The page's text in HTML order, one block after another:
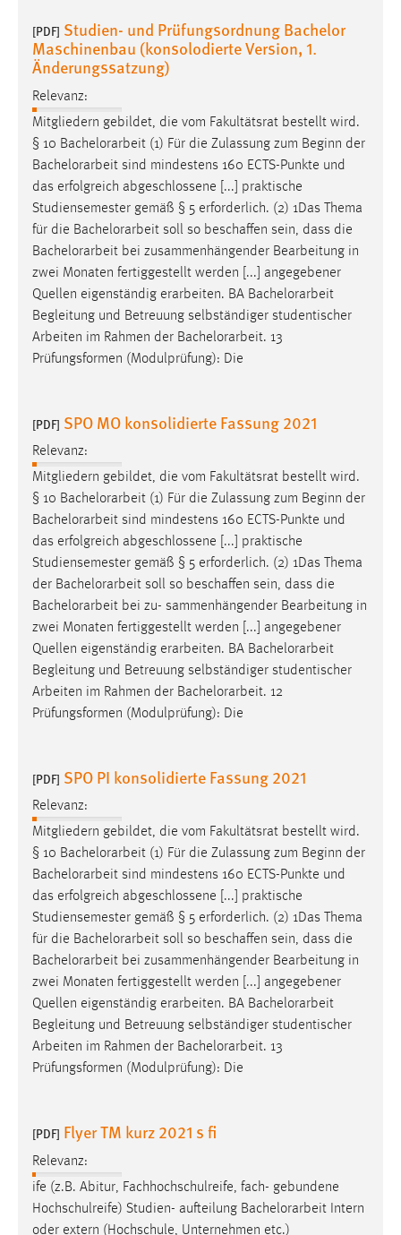
[PDF] Studien- und Prüfungsordnung Bachelor
Maschinenbau (konsolodierte Version, 1.
Änderungssatzung)
Relevanz:
Mitgliedern gebildet, die vom Fakultätsrat bestellt wird.
§ 10 Bachelorarbeit (1) Für die Zulassung zum Beginn der
Bachelorarbeit sind mindestens 160 ECTS-Punkte und
das erfolgreich abgeschlossene [...] praktische
Studiensemester gemäß § 5 erforderlich. (2) 1Das Thema
für die Bachelorarbeit soll so beschaffen sein, dass die
Bachelorarbeit bei zusammenhängender Bearbeitung in
zwei Monaten fertiggestellt werden [...] angegebener
Quellen eigenständig erarbeiten. BA Bachelorarbeit
Begleitung und Betreuung selbständiger studentischer
Arbeiten im Rahmen der Bachelorarbeit. 13
Prüfungsformen (Modulprüfung): Die
[PDF] SPO MO konsolidierte Fassung 2021
Relevanz:
Mitgliedern gebildet, die vom Fakultätsrat bestellt wird.
§ 10 Bachelorarbeit (1) Für die Zulassung zum Beginn der
Bachelorarbeit sind mindestens 160 ECTS-Punkte und
das erfolgreich abgeschlossene [...] praktische
Studiensemester gemäß § 5 erforderlich. (2) 1Das Thema
der Bachelorarbeit soll so beschaffen sein, dass die
Bachelorarbeit bei zu- sammenhängender Bearbeitung in
zwei Monaten fertiggestellt werden [...] angegebener
Quellen eigenständig erarbeiten. BA Bachelorarbeit
Begleitung und Betreuung selbständiger studentischer
Arbeiten im Rahmen der Bachelorarbeit. 12
Prüfungsformen (Modulprüfung): Die
[PDF] SPO PI konsolidierte Fassung 2021
Relevanz:
Mitgliedern gebildet, die vom Fakultätsrat bestellt wird.
§ 10 Bachelorarbeit (1) Für die Zulassung zum Beginn der
Bachelorarbeit sind mindestens 160 ECTS-Punkte und
das erfolgreich abgeschlossene [...] praktische
Studiensemester gemäß § 5 erforderlich. (2) 1Das Thema
für die Bachelorarbeit soll so beschaffen sein, dass die
Bachelorarbeit bei zusammenhängender Bearbeitung in
zwei Monaten fertiggestellt werden [...] angegebener
Quellen eigenständig erarbeiten. BA Bachelorarbeit
Begleitung und Betreuung selbständiger studentischer
Arbeiten im Rahmen der Bachelorarbeit. 13
Prüfungsformen (Modulprüfung): Die
[PDF] Flyer TM kurz 2021 s fi
Relevanz:
ife (z.B. Abitur, Fachhochschulreife, fach- gebundene
Hochschulreife) Studien- aufteilung Bachelorarbeit Intern
oder extern (Hochschule, Unternehmen etc.)